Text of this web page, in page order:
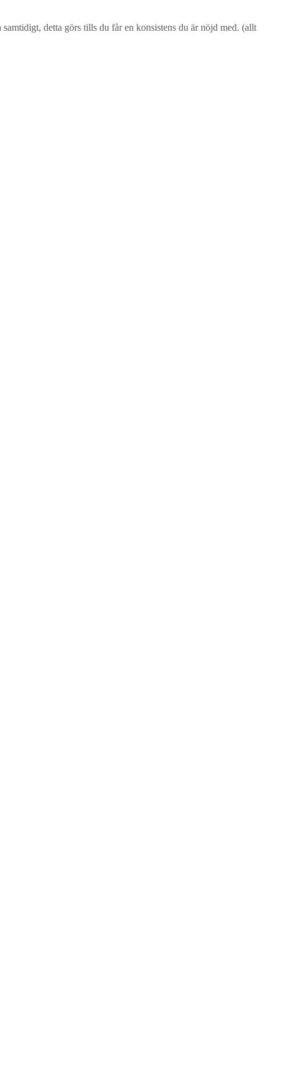
detta görs tills du får en konsistens du är nöjd med. (allt